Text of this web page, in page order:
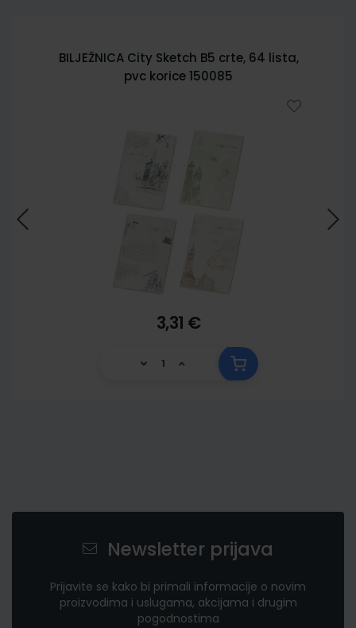
BILJEŽNICA City Sketch B5 crte, 64 lista,
pvc korice 150085
3,31 €
Newsletter prijava
Prijavite se kako bi primali informacije o novim
proizvodima i uslugama, akcijama i drugim
pogodnostima